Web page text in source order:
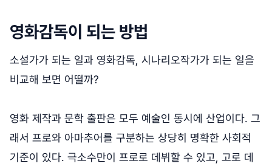
영화감독이 되는 방법
소설가가 되는 일과 영화감독, 시나리오작가가 되는 일을
비교해 보면 어떨까?
영화 제작과 문학 출판은 모두 예술인 동시에 산업이다. 그
래서 프로와 아마추어를 구분하는 상당히 명확한 사회적
기준이 있다. 극소수만이 프로로 데뷔할 수 있고, 고로 데